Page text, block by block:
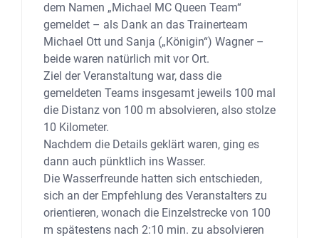
dem Namen „Michael MC Queen Team“
gemeldet – als Dank an das Trainerteam
Michael Ott und Sanja („Königin“) Wagner –
beide waren natürlich mit vor Ort.
Ziel der Veranstaltung war, dass die
gemeldeten Teams insgesamt jeweils 100 mal
die Distanz von 100 m absolvieren, also stolze
10 Kilometer.
Nachdem die Details geklärt waren, ging es
dann auch pünktlich ins Wasser.
Die Wasserfreunde hatten sich entschieden,
sich an der Empfehlung des Veranstalters zu
orientieren, wonach die Einzelstrecke von 100
m spätestens nach 2:10 min. zu absolvieren